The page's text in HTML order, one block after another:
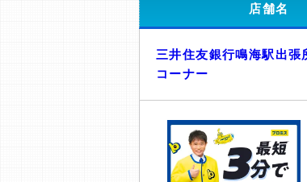
店舗名
三井住友銀行鳴海駅出張
コーナー